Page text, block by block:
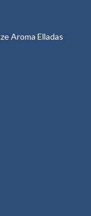
Aroma Elladas